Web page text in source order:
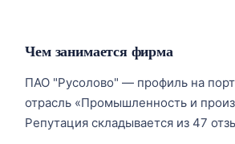
Чем занимается фирма
ПАО "Русолово" — профиль на
отрасль «Промышленность и
Репутация складывается из 47